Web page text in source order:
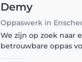
Demy
Oppaswerk in
We zijn op zoek naar
betrouwbare oppas